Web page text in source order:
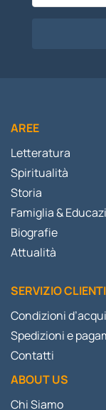
AREE
Letteratura
Spiritualità
Storia
Famiglia &
Biografie
Attualità
SERVIZIO CLIENTI
Condizioni
Spedizioni e
Contatti
ABOUT US
Chi Siamo